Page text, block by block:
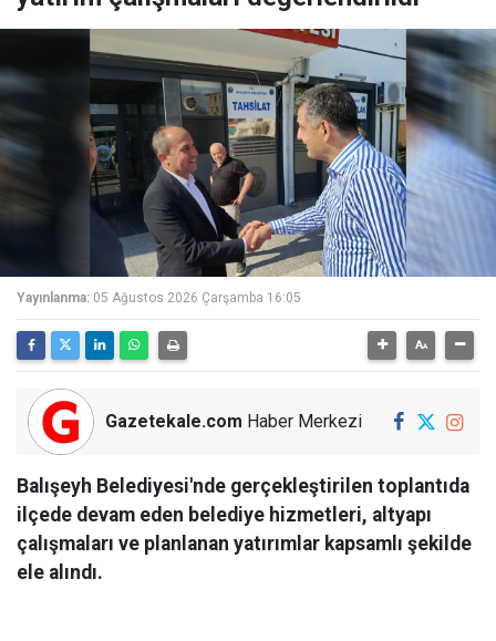
Yayınlanma: 05 Ağustos 2026 Çarşamba 16:05
Gazetekale.com Haber Merkezi
Balışeyh Belediyesi'nde gerçekleştirilen toplantıda
ilçede devam eden belediye hizmetleri, altyapı
çalışmaları ve planlanan yatırımlar kapsamlı şekilde
ele alındı.